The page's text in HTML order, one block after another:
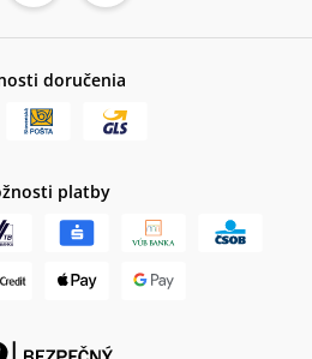
doručenia
platby